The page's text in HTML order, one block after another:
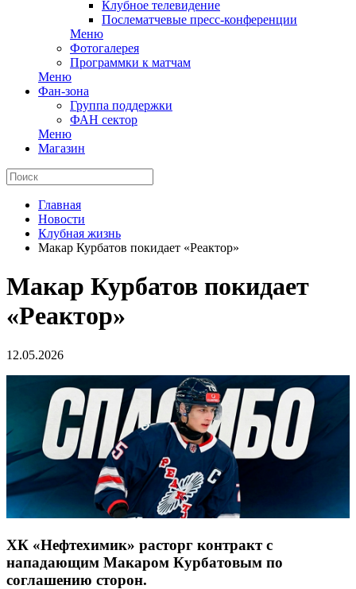
Клубное телевидение
Послематчевые пресс-конференции
Меню
Фотогалерея
Программки к матчам
Меню
Фан-зона
Группа поддержки
ФАН сектор
Меню
Магазин
Главная
Новости
Клубная жизнь
Макар Курбатов покидает «Реактор»
Макар Курбатов покидает
«Реактор»
12.05.2026
ХК «Нефтехимик» расторг контракт с
нападающим Макаром Курбатовым по
соглашению сторон.